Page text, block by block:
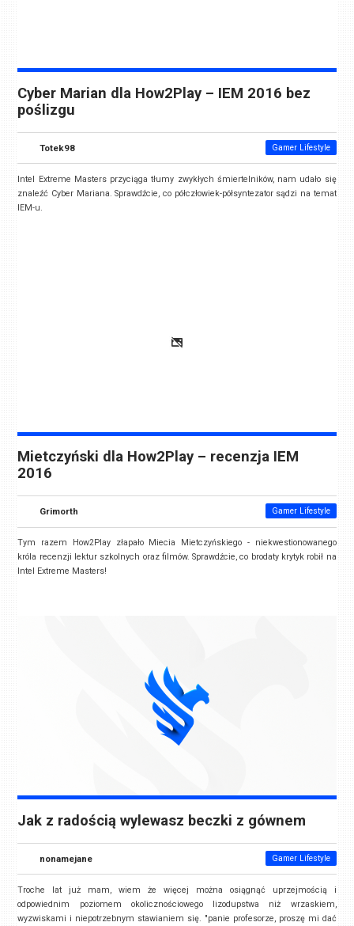
Cyber Marian dla How2Play – IEM 2016 bez
poślizgu
Totek98 Gamer Lifestyle
Intel Extreme Masters przyciąga tłumy zwykłych śmiertelników, nam udało się
znaleźć Cyber Mariana. Sprawdźcie, co półczłowiek-półsyntezator sądzi na temat
IEM-u.
Mietczyński dla How2Play – recenzja IEM
2016
Grimorth Gamer Lifestyle
Tym razem How2Play złapało Miecia Mietczyńskiego - niekwestionowanego
króla recenzji lektur szkolnych oraz filmów. Sprawdźcie, co brodaty krytyk robił na
Intel Extreme Masters!
Jak z radością wylewasz beczki z gównem
nonamejane Gamer Lifestyle
Troche lat już mam, wiem że więcej można osiągnąć uprzejmością i
odpowiednim poziomem okolicznościowego lizodupstwa niż wrzaskiem,
wyzwiskami i niepotrzebnym stawianiem się. "panie profesorze, proszę mi dać